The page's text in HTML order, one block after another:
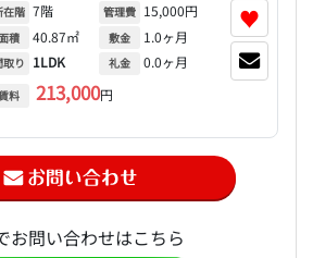
在階 7階
積 40.87㎡
取り 1LDK
料 213,000円
管理費 15,000円
敷金 1.0ヶ月
礼金 0.0ヶ月
♥
お問い合わせはこちら